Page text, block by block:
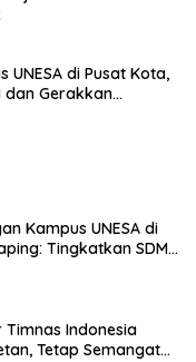
UNESA di Pusat Kota,
dan Gerakkan
Kampus UNESA di
Tingkatkan SDM
Indonesia
Tetap Semangat